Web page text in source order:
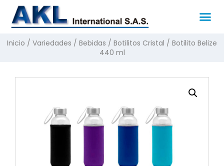
Inicio / Variedades / Bebidas / Botilitos Cristal / Botilito Belize
440 ml